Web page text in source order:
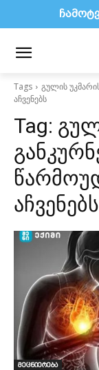
Tags
გულის
აჩვენებს
Tag:
აჩვენებს
მეცნიერება